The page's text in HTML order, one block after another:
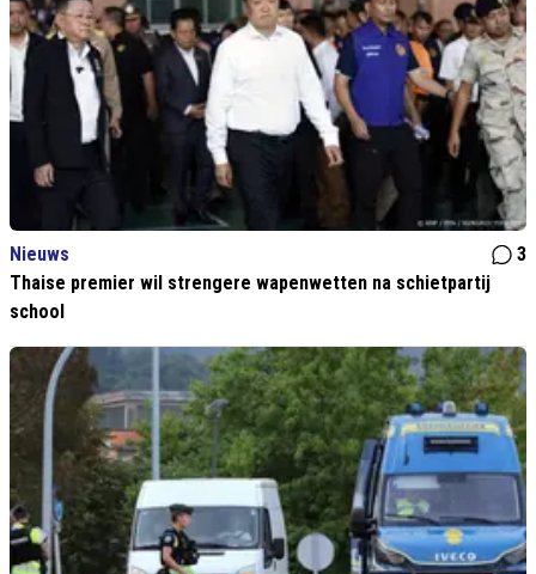
Nieuws
3
Thaise premier wil strengere wapenwetten na schietpartij
school